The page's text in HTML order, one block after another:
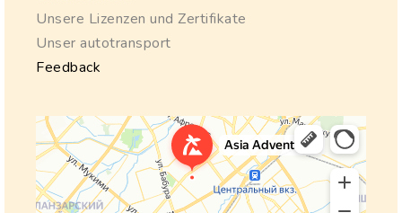
Unsere Lizenzen und Zertifikate
Unser autotransport
Feedback